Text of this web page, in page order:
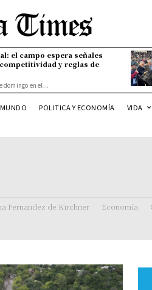
el campo espera señales
y reglas de
domingo en el...
MUNDO POLITICA Y ECONOMÍA VIDA
Fernandez de Kirchner Economía